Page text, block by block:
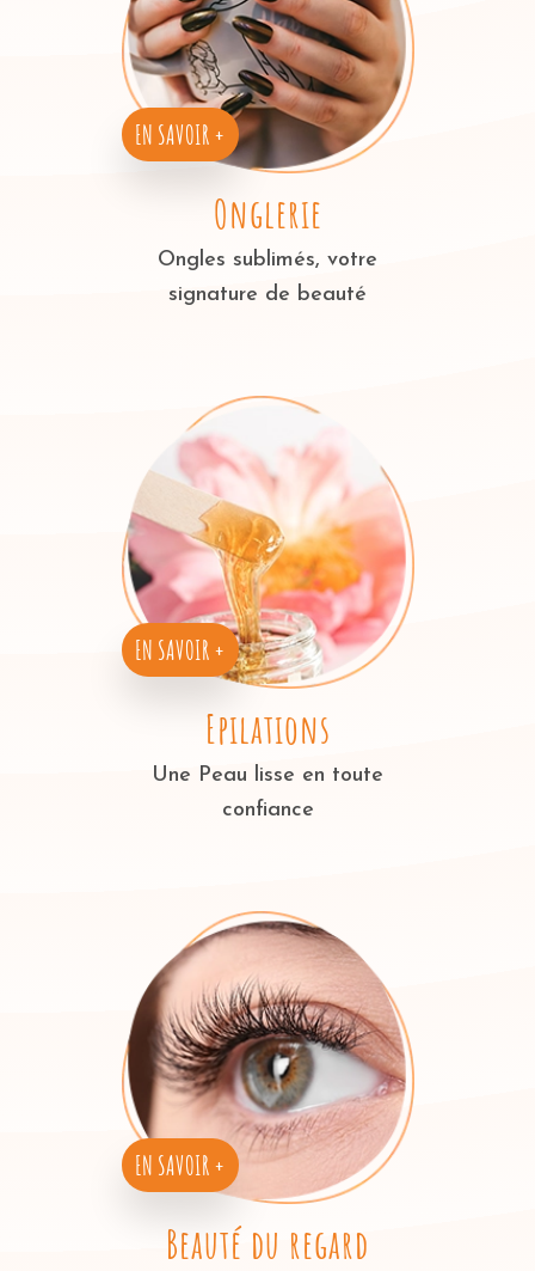
EN SAVOIR +
Onglerie
Ongles sublimés, votre
signature de beauté
EN SAVOIR +
Epilations
Une Peau lisse en toute
confiance
EN SAVOIR +
Beauté du regard